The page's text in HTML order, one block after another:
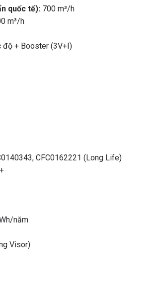
quốc tế):700 m³/h
m³/h
+ Booster (3V+I)
CFC0162221 (Long Life)
năm
Visor)